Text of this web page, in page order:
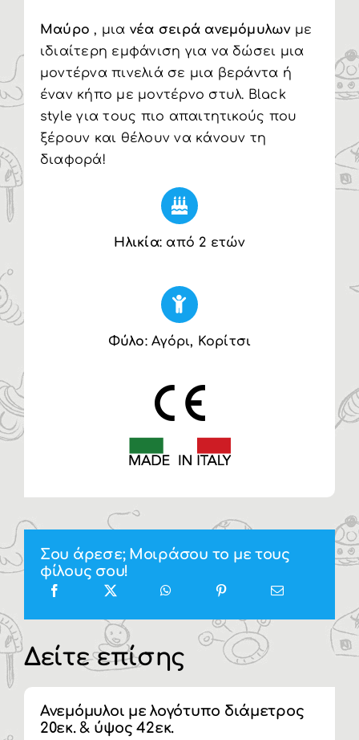
Μαύρο , μια νέα σειρά ανεμόμυλωνμε
ιδιαίτερη εμφάνιση για να δώσει μια
μοντέρνα πινελιά σε μια βεράντα ή
έναν κήπο με μοντέρνο στυλ. Black
style για τους πιο απαιτητικούς που
ξέρουν και θέλουν να κάνουν τη
διαφορά!
Ηλικία: από 2 ετών
Φύλο: Αγόρι, Κορίτσι
Σου άρεσε; Μοιράσου το με τους
φίλους σου!
Δείτε επίσης
Ανεμόμυλοι με λογότυπο διάμετρος
20εκ. & ύψος 42εκ.